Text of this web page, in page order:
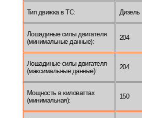
Тип движка в ТС: Дизель
Лошадиные силы двигателя
(минимальные данные):
204
Лошадиные силы двигателя
(максимальные данные):
204
Мощность в киловаттах
(минимальная):
150